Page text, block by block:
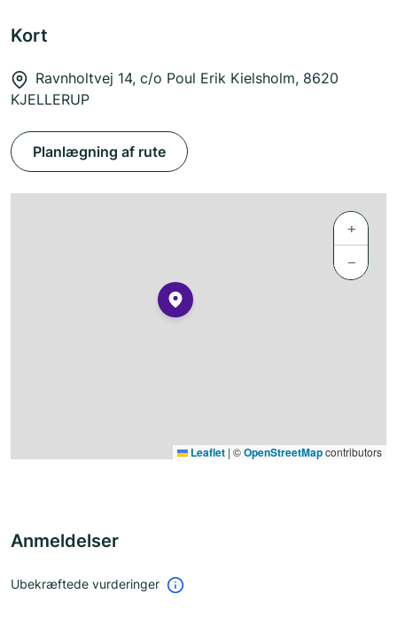
Kort
Ravnholtvej 14, c/o Poul Erik Kielsholm, 8620
KJELLERUP
Planlægning af rute
+
−
Leaflet | ©OpenStreetMapcontributors
Anmeldelser
Ubekræftede vurderinger